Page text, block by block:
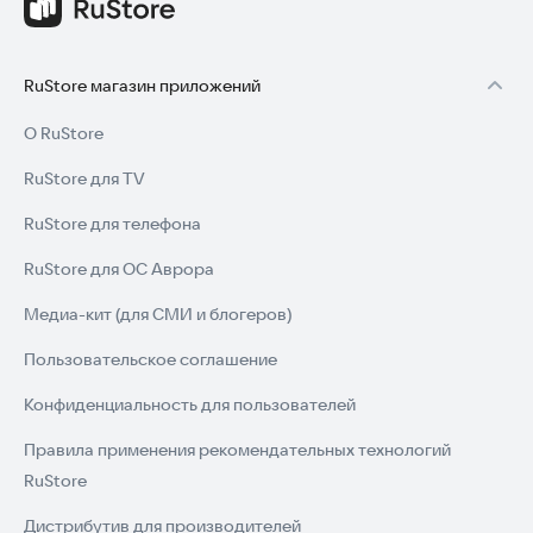
шести каналов по низкой себестоимости.
отслеживать свое здоровье.
RuStore магазин приложений
О RuStore
RuStore для TV
RuStore для телефона
RuStore для ОС Аврора
Медиа-кит (для СМИ и блогеров)
Пользовательское соглашение
Конфиденциальность для пользователей
Правила применения рекомендательных технологий
RuStore
Дистрибутив для производителей